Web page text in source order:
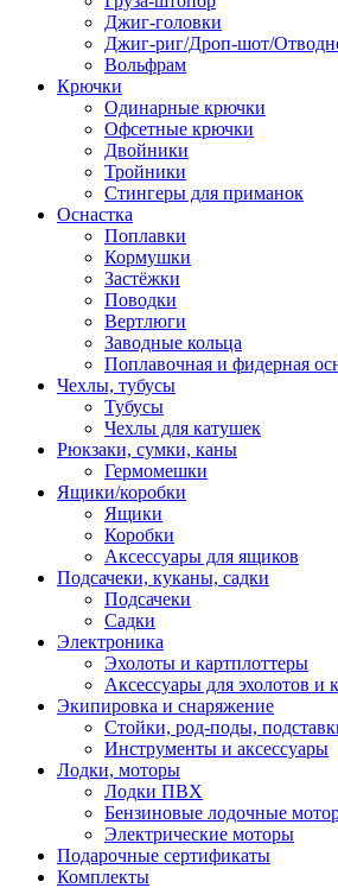
Джиг-головки
Джиг-риг/Дроп-шот/
Вольфрам
Крючки
Одинарные крючки
Офсетные крючки
Двойники
Тройники
Стингеры для приманок
Оснастка
Поплавки
Кормушки
Застёжки
Поводки
Вертлюги
Заводные кольца
Поплавочная и фидерная
Чехлы, тубусы
Тубусы
Чехлы для катушек
Рюкзаки, сумки, каны
Гермомешки
Ящики/коробки
Ящики
Коробки
Аксессуары для ящиков
Подсачеки, куканы, садки
Подсачеки
Садки
Электроника
Эхолоты и картплоттеры
Аксессуары для эхолотов и
Экипировка и снаряжение
Стойки, род-поды,
Инструменты и аксессуары
Лодки, моторы
Лодки ПВХ
Бензиновые лодочные
Электрические моторы
Подарочные сертификаты
Комплекты